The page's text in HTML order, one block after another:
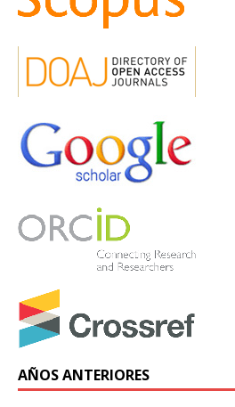
AÑOS ANTERIORES